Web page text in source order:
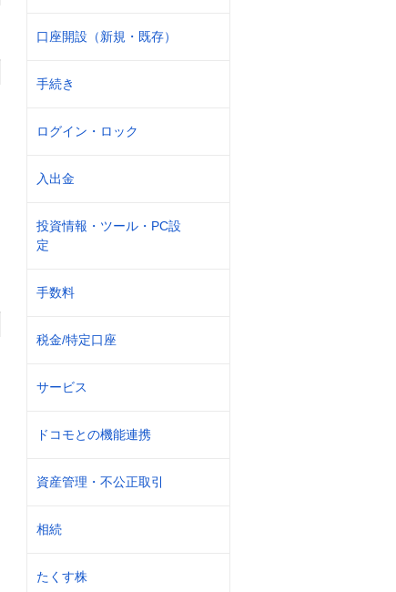
口座開設（新規・既存）
手続き
ログイン・ロック
入出金
投資情報・ツール・PC設
定
手数料
税金/特定口座
サービス
ドコモとの機能連携
資産管理・不公正取引
相続
たくす株